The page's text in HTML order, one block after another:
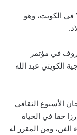
في الكويت، وهو
في مؤتمر
الكويتي عبد الله
الأسبوع الثقافي
حقا في الحياة
الفن، ومن المقرر له